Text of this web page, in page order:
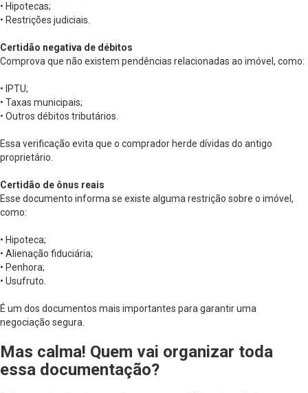
• Hipotecas;
• Restrições judiciais.
Certidão negativa de débitos
Comprova que não existem pendências relacionadas ao imóvel, como:
• IPTU;
• Taxas municipais;
• Outros débitos tributários.
Essa verificação evita que o comprador herde dívidas do antigo
proprietário.
Certidão de ônus reais
Esse documento informa se existe alguma restrição sobre o imóvel,
como:
• Hipoteca;
• Alienação fiduciária;
• Penhora;
• Usufruto.
É um dos documentos mais importantes para garantir uma
negociação segura.
Mas calma! Quem vai organizar toda
essa documentação?